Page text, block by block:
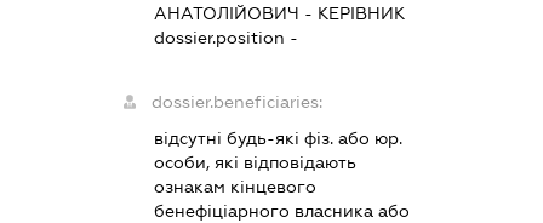
АНАТОЛІЙОВИЧ - КЕРІВНИК
dossier.position -
dossier.beneficiaries:
відсутні будь-які фіз. або юр.
особи, які відповідають
ознакам кінцевого
бенефіціарного власника або